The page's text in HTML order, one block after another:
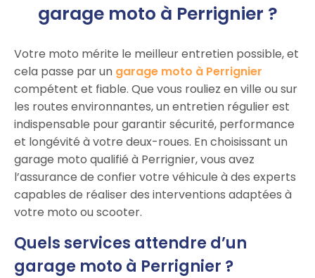
garage moto à Perrignier ?
Votre moto mérite le meilleur entretien possible, et
cela passe par un garage moto à Perrignier
compétent et fiable. Que vous rouliez en ville ou sur
les routes environnantes, un entretien régulier est
indispensable pour garantir sécurité, performance
et longévité à votre deux-roues. En choisissant un
garage moto qualifié à Perrignier, vous avez
l’assurance de confier votre véhicule à des experts
capables de réaliser des interventions adaptées à
votre moto ou scooter.
Quels services attendre d’un
garage moto à Perrignier ?